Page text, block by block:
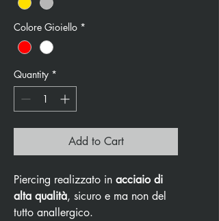
Colore Gioiello *
Quantity *
Add to Cart
Piercing realizzato in acciaio di
alta qualità, sicuro e ma non del
tutto anallergico.